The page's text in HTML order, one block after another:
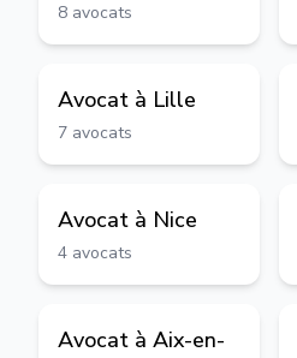
8 avocats
Avocat à Lille
7 avocats
Avocat à Nice
4 avocats
Avocat à Aix-en-